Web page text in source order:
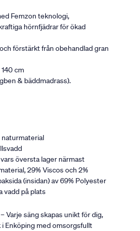
Femzon teknologi,
hörnfjädrar för ökad
förstärkt från obehandlad gran
140 cm
& bäddmadrass).
naturmaterial
översta lager närmast
29% Viscos och 2%
(insidan) av 69% Polyester
vadd på plats
– Varje säng skapas unikt för dig,
i Enköping med omsorgsfullt